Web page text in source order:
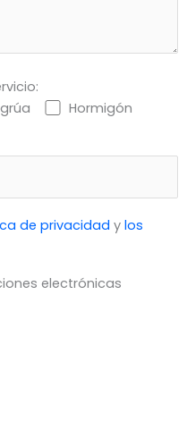
Hormigón
de privacidad y los
electrónicas